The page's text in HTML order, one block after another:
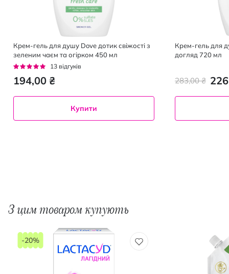
Крем-гель для душу Dove дотик свіжості з
зеленим чаєм та огірком 450 мл
Рейтинг:
13 відгуків
194,00 ₴
Купити
Крем-гель для
догляд 720 мл
283,00 ₴
З цим товаром купують
-20%